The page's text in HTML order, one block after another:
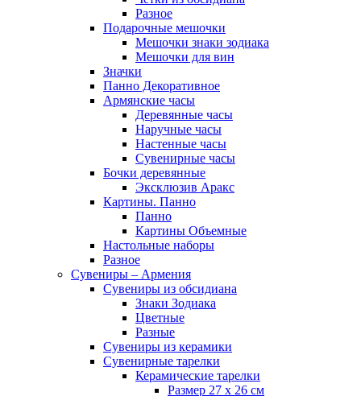
Разное
Подарочные мешочки
Мешочки знаки зодиака
Мешочки для вин
Значки
Панно Декоративное
Армянские часы
Деревянные часы
Наручные часы
Настенные часы
Сувенирные часы
Бочки деревянные
Эксклюзив Аракс
Картины. Панно
Панно
Картины Объемные
Настольные наборы
Разное
Сувениры – Армения
Сувениры из обсидиана
Знаки Зодиака
Цветные
Разные
Сувениры из керамики
Сувенирные тарелки
Керамические тарелки
Размер 27 х 26 см